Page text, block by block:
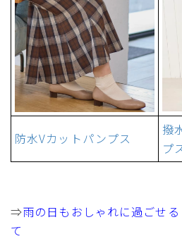
防水Vカットパンプス
撥
プ
⇒雨の日もおしゃれに過ごせ
て